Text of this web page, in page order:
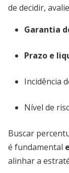
de decidir,
Garantia
Prazo e
Incidência
Nível de
Buscar
é fundamental
alinhar a